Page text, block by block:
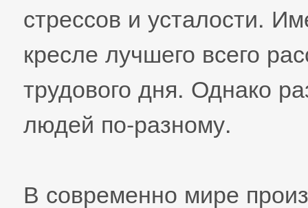
стрессов и усталости.
кресле лучшего всего
трудового дня. Однако
людей по-разному.
В современно мире